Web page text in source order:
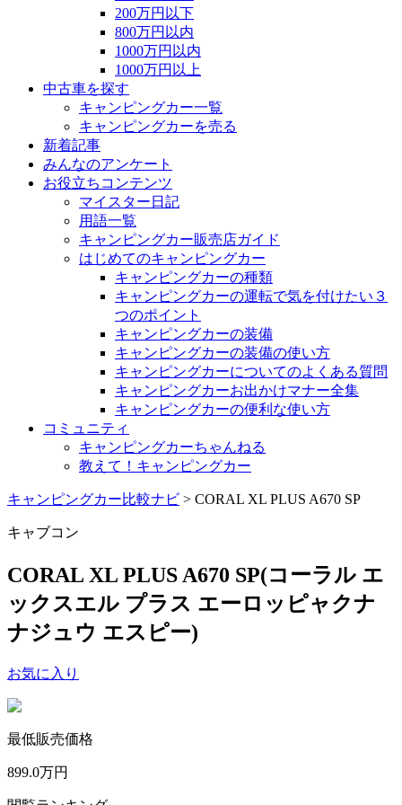
200万円以下
800万円以内
1000万円以内
1000万円以上
中古車を探す
キャンピングカー一覧
キャンピングカーを売る
新着記事
みんなのアンケート
お役立ちコンテンツ
マイスター日記
用語一覧
キャンピングカー販売店ガイド
はじめてのキャンピングカー
キャンピングカーの種類
キャンピングカーの運転で気を付けたい３
つのポイント
キャンピングカーの装備
キャンピングカーの装備の使い方
キャンピングカーについてのよくある質問
キャンピングカーお出かけマナー全集
キャンピングカーの便利な使い方
コミュニティ
キャンピングカーちゃんねる
教えて！キャンピングカー
キャンピングカー比較ナビ > CORAL XL PLUS A670 SP
キャブコン
CORAL XL PLUS A670 SP(コーラル エ
ックスエル プラス エーロッピャクナ
ナジュウ エスピー)
お気に入り
最低販売価格
899.0万円